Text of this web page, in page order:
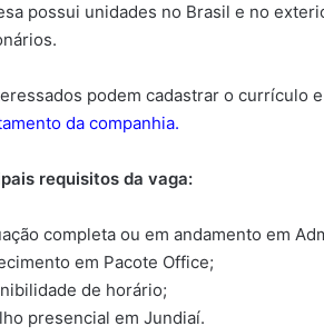
possui unidades no Brasil e no
podem cadastrar o currículo
da companhia.
requisitos da vaga:
completa ou em andamento em
em Pacote Office;
de horário;
presencial em Jundiaí.